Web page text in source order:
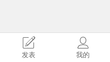
发表 我的